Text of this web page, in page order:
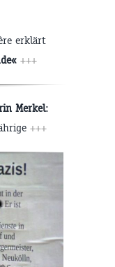
erklärt
+++
Merkel:
+++